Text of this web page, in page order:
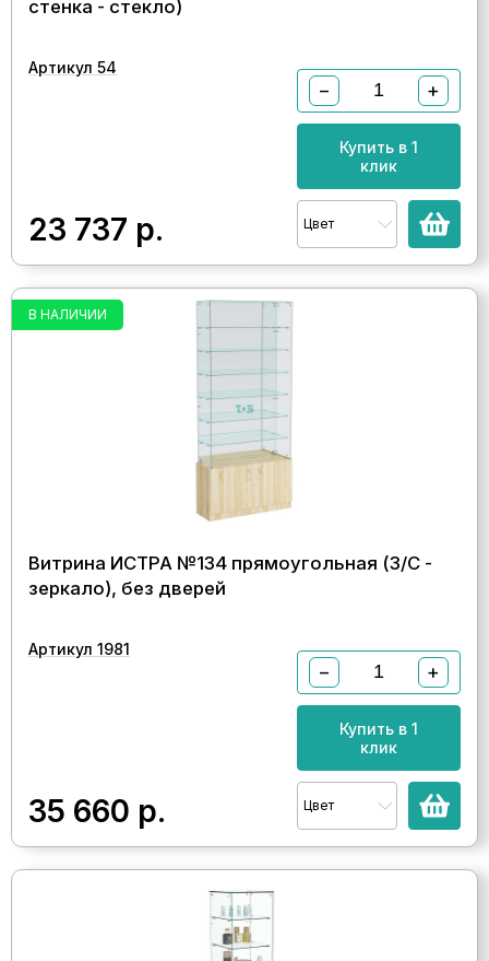
стенка - стекло)
Артикул 54
23 737 р.
− +
Купить в 1
клик
Цвет
В НАЛИЧИИ
Витрина ИСТРА №134 прямоугольная (З/C -
зеркало), без дверей
Артикул 1981
35 660 р.
− +
Купить в 1
клик
Цвет